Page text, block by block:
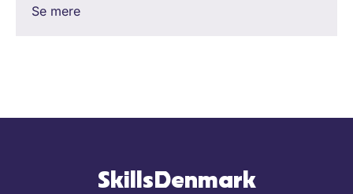
Se mere
SkillsDenmark